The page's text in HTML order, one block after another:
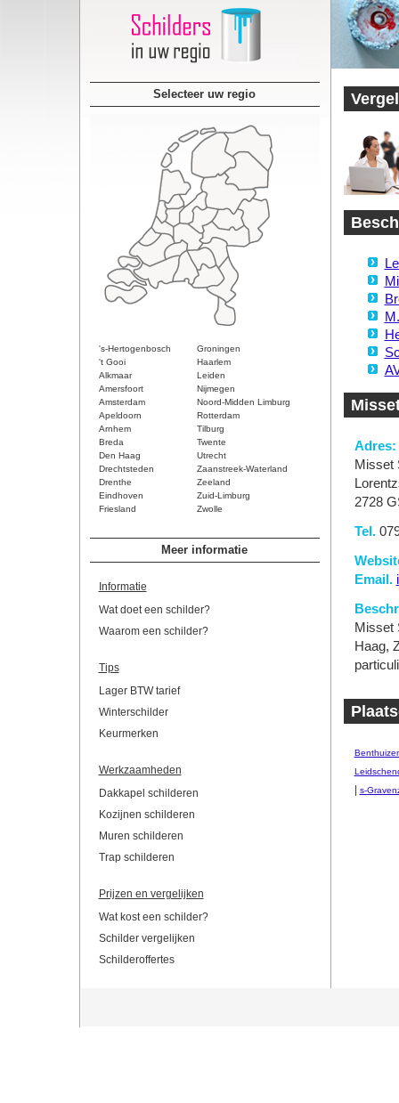
Selecteer uw regio
's-Hertogenbosch
Groningen
't Gooi
Haarlem
Alkmaar
Leiden
Amersfoort
Nijmegen
Amsterdam
Noord-Midden Limburg
Apeldoorn
Rotterdam
Arnhem
Tilburg
Breda
Twente
Den Haag
Utrecht
Drechtsteden
Zaanstreek-Waterland
Drenthe
Zeeland
Eindhoven
Zuid-Limburg
Friesland
Zwolle
Meer informatie
Informatie
Wat doet een schilder?
Waarom een schilder?
Tips
Lager BTW tarief
Winterschilder
Keurmerken
Werkzaamheden
Dakkapel schilderen
Kozijnen schilderen
Muren schilderen
Trap schilderen
Prijzen en vergelijken
Wat kost een schilder?
Schilder vergelijken
Schilderoffertes
Adres:
Misset
2728
Tel.
Email.
Misset
Haag,
s-